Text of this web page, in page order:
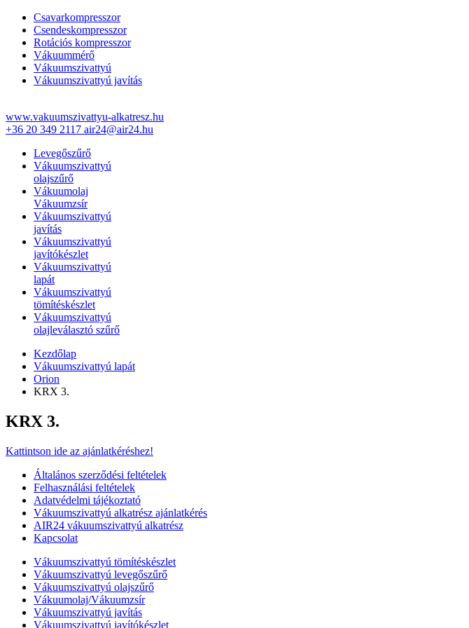
Csavarkompresszor
Csendeskompresszor
Rotációs kompresszor
Vákuummérő
Vákuumszivattyú
Vákuumszivattyú javítás
www.vakuumszivattyu-alkatresz.hu
+36 20 349 2117 air24@air24.hu
Levegőszűrő
Vákuumszivattyú
olajszűrő
Vákuumolaj
Vákuumzsír
Vákuumszivattyú
javítás
Vákuumszivattyú
javítókészlet
Vákuumszivattyú
lapát
Vákuumszivattyú
tömítéskészlet
Vákuumszivattyú
olajleválasztó szűrő
Kezdőlap
Vákuumszivattyú lapát
Orion
KRX 3.
KRX 3.
Kattintson ide az ajánlatkéréshez!
Általános szerződési feltételek
Felhasználási feltételek
Adatvédelmi tájékoztató
Vákuumszivattyú alkatrész ajánlatkérés
AIR24 vákuumszivattyú alkatrész
Kapcsolat
Vákuumszivattyú tömítéskészlet
Vákuumszivattyú levegőszűrő
Vákuumszivattyú olajszűrő
Vákuumolaj/Vákuumzsír
Vákuumszivattyú javítás
Vákuumszivattyú javítókészlet